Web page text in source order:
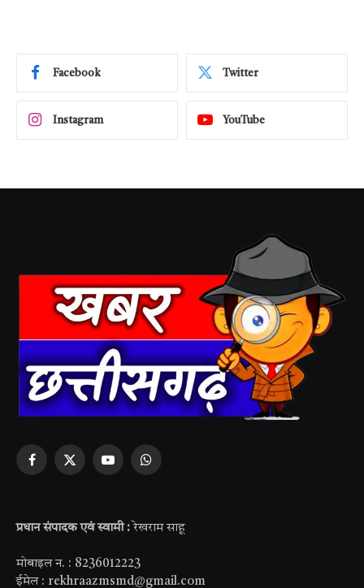
Facebook Twitter
Instagram YouTube
Facebook
X
YouTubeWhatsApp
प्रधान संपादक एवं स्वामी : रेखराम साहू
मोबाइल न. : 8236012223
ईमेल : rekhraazmsmd@gmail.com